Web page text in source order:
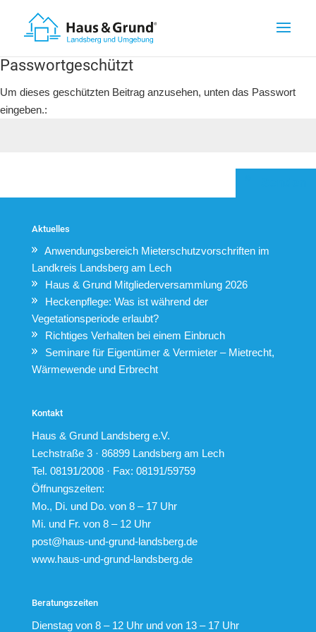
Passwortgeschützt
Um dieses geschützten Beitrag anzusehen, unten das Passwort
eingeben.:
Aktuelles
Anwendungsbereich Mieterschutzvorschriften im
Landkreis Landsberg am Lech
Haus & Grund Mitgliederversammlung 2026
Heckenpflege: Was ist während der
Vegetationsperiode erlaubt?
Richtiges Verhalten bei einem Einbruch
Seminare für Eigentümer & Vermieter – Mietrecht,
Wärmewende und Erbrecht
Kontakt
Haus & Grund Landsberg e.V.
Lechstraße 3 · 86899 Landsberg am Lech
Tel. 08191/2008 · Fax: 08191/59759
Öffnungszeiten:
Mo., Di. und Do. von 8 – 17 Uhr
Mi. und Fr. von 8 – 12 Uhr
post@haus-und-grund-landsberg.de
www.haus-und-grund-landsberg.de
Beratungszeiten
Dienstag von 8 – 12 Uhr und von 13 – 17 Uhr